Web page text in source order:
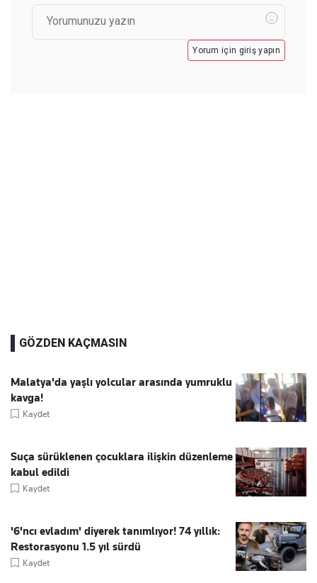
Yorum için giriş yapın
GÖZDEN KAÇMASIN
Malatya'da yaşlı yolcular arasında yumruklu
kavga!
Kaydet
Suça sürüklenen çocuklara ilişkin düzenleme
kabul edildi
Kaydet
'6'ncı evladım' diyerek tanımlıyor! 74 yıllık:
Restorasyonu 1.5 yıl sürdü
Kaydet